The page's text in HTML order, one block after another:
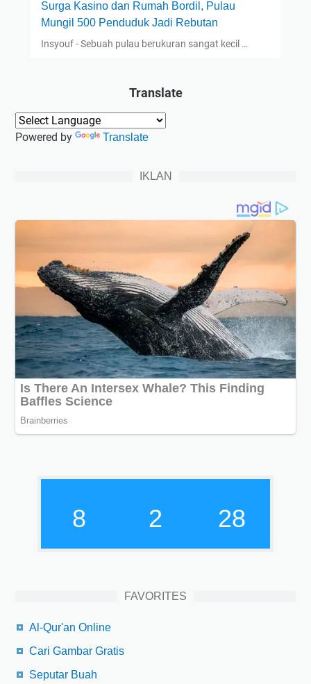
Surga Kasino dan Rumah Bordil, Pulau
Mungil 500 Penduduk Jadi Rebutan
Insyouf - Sebuah pulau berukuran sangat kecil …
Translate
Powered by Translate
IKLAN
8 2 28
FAVORITES
Al-Qur'an Online
Cari Gambar Gratis
Seputar Buah